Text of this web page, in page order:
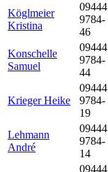
Köglmeier
Kristina
09444
9784-
46
Konschelle
Samuel
09444
9784-
44
Krieger Heike
09444
9784-
19
Lehmann
André
09444
9784-
14
09444